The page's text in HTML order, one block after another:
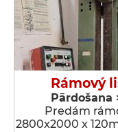
Rámový
Pārdošana
Predám
2800x2000 x